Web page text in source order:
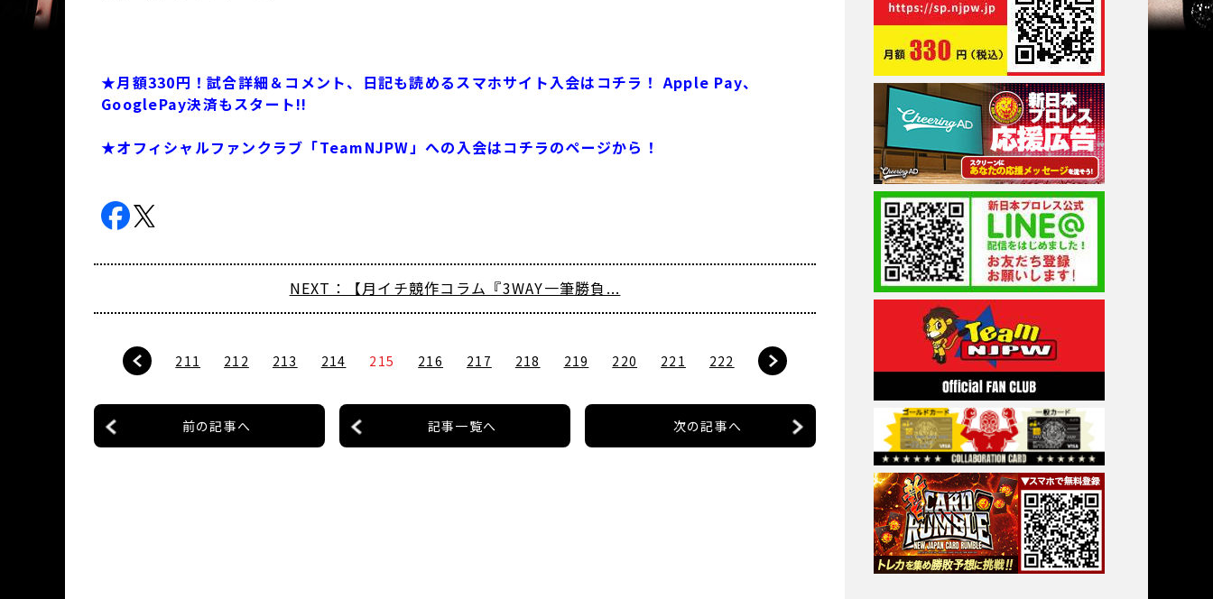
★月額330円！試合詳細＆コメント、日記も読めるスマホサイト入会はコチラ！ Apple Pay、
GooglePay決済もスタート!!
★オフィシャルファンクラブ「TeamNJPW」への入会はコチラのページから！
NEXT：【月イチ競作コラム『3WAY一筆勝負...
211 212 213 214 215 216 217 218 219 220 221 222
前の記事へ 記事一覧へ 次の記事へ